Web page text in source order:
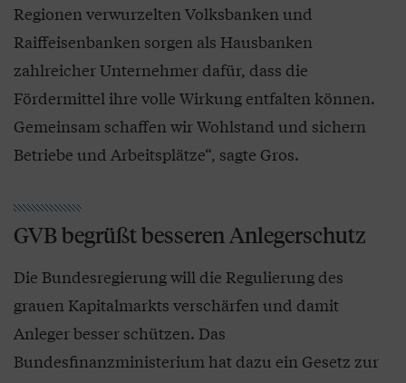
Regionen verwurzelten Volksbanken und
Raiffeisenbanken sorgen als Hausbanken
zahlreicher Unternehmer dafür, dass die
Fördermittel ihre volle Wirkung entfalten können.
Gemeinsam schaffen wir Wohlstand und sichern
Betriebe und Arbeitsplätze“, sagte Gros.
GVB begrüßt besseren Anlegerschutz
Die Bundesregierung will die Regulierung des
grauen Kapitalmarkts verschärfen und damit
Anleger besser schützen. Das
Bundesfinanzministerium hat dazu ein Gesetz zur